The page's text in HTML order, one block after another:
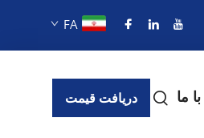
FA
ما دریافت قیمت